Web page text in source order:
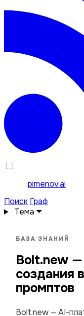
pimenov.ai
Поиск Граф
Тема
БАЗА ЗНАНИЙ
Bolt.new
создания
промптов
Bolt.new — AI-